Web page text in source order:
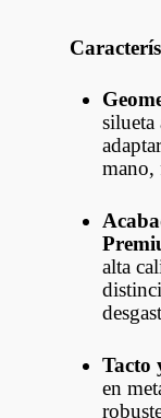
silueta
mano,
alta
Tacto
en